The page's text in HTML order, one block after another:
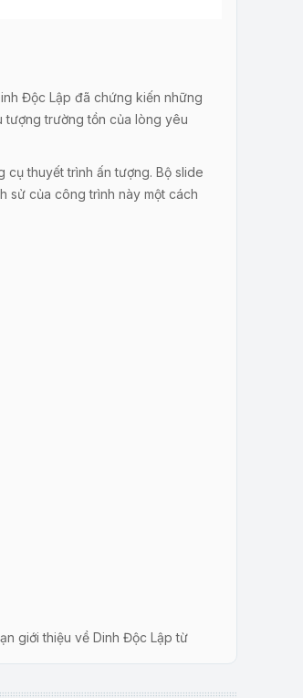
Độc Lập đã chứng kiến những
tượng trường tồn của lòng yêu
thuyết trình ấn tượng. Bộ slide
sử của công trình này một cách
giới thiệu về Dinh Độc Lập từ